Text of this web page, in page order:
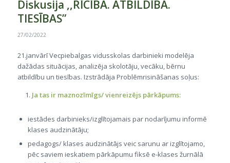
Diskusija ,,RĪCĪBA. ATBILDĪBA.
TIESĪBAS”
27/02/2022
21.janvārī Vecpiebalgas vidusskolas darbinieki modelēja
dažādas situācijas, analizēja skolotāju, vecāku, bērnu
atbildību un tiesības. Izstrādāja Problēmrisināšanas soļus:
Ja tas ir maznozīmīgs/ vienreizējs pārkāpums:
iestādes darbinieks/izglītojamais par nodarījumu informē
klases audzinātāju;
pedagogs/ klases audzinātājs veic sarunu ar izglītojamo,
pēc saviem ieskatiem pārkāpumu fiksē e-klases žurnālā